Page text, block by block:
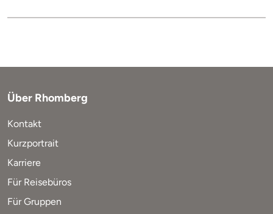
Über Rhomberg
Kontakt
Kurzportrait
Karriere
Für Reisebüros
Für Gruppen